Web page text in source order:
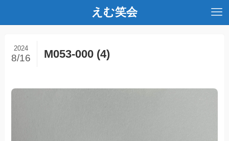
えむ笑会
M053-000 (4)
2024
8/16